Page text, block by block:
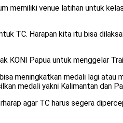
memiliki venue latihan untuk
TC. Harapan kita itu bisa
KONI Papua untuk menggelar
meningkatkan medali lagi atau
medali yakni Kalimantan dan
agar TC harus segera